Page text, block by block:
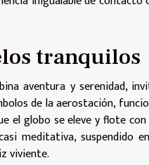
tranquilos
aventura y serenidad,
de la aerostación,
el globo se eleve y flote
meditativa, suspendido
viviente.